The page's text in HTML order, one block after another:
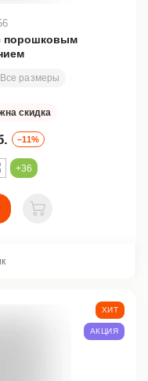
порошковым
Все размеры
скидка
–11%
+36
В корзину
ХИТ
АКЦИЯ